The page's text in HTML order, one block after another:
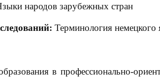
народов зарубежных стран
Терминология немецкого
в профессионально-